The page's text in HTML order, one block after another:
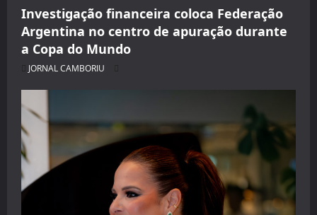
Investigação financeira coloca Federação
Argentina no centro de apuração durante
a Copa do Mundo
JORNAL CAMBORIU